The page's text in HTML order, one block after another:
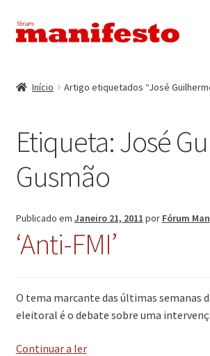
Ir
para
Saltar
para
Eventos
Revista Manifesto
Contactos
Início Artigo etiquetados “José
Etiqueta:José
Gusmão
Publicado em Janeiro 21, 2011 por Fórum
‘Anti-FMI’
O tema marcante das últimas semanas
eleitoral é o debate sobre uma
Continuar a ler‘Anti-